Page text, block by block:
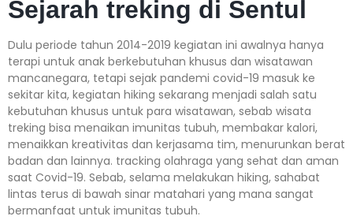
Sejarah treking di Sentul
Dulu periode tahun 2014-2019 kegiatan ini awalnya hanya
terapi untuk anak berkebutuhan khusus dan wisatawan
mancanegara, tetapi sejak pandemi covid-19 masuk ke
sekitar kita, kegiatan hiking sekarang menjadi salah satu
kebutuhan khusus untuk para wisatawan, sebab wisata
treking bisa menaikan imunitas tubuh, membakar kalori,
menaikkan kreativitas dan kerjasama tim, menurunkan berat
badan dan lainnya. tracking olahraga yang sehat dan aman
saat Covid-19. Sebab, selama melakukan hiking, sahabat
lintas terus di bawah sinar matahari yang mana sangat
bermanfaat untuk imunitas tubuh.